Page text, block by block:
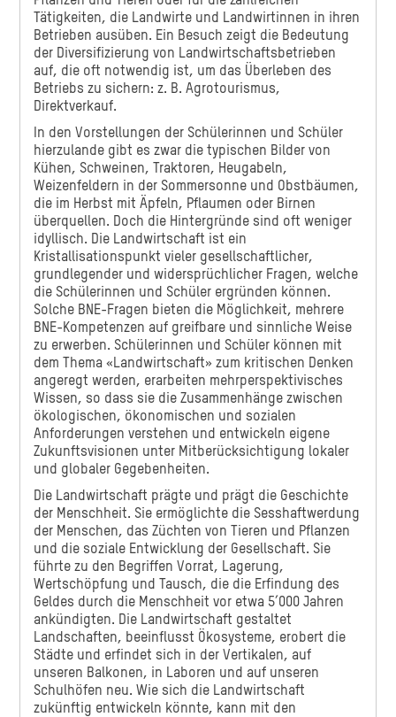
Tätigkeiten, die Landwirte und Landwirtinnen in ihren
Betrieben ausüben. Ein Besuch zeigt die Bedeutung
der Diversifizierung von Landwirtschaftsbetrieben
auf, die oft notwendig ist, um das Überleben des
Betriebs zu sichern: z. B. Agrotourismus,
Direktverkauf.
In den Vorstellungen der Schülerinnen und Schüler
hierzulande gibt es zwar die typischen Bilder von
Kühen, Schweinen, Traktoren, Heugabeln,
Weizenfeldern in der Sommersonne und Obstbäumen,
die im Herbst mit Äpfeln, Pflaumen oder Birnen
überquellen. Doch die Hintergründe sind oft weniger
idyllisch. Die Landwirtschaft ist ein
Kristallisationspunkt vieler gesellschaftlicher,
grundlegender und widersprüchlicher Fragen, welche
die Schülerinnen und Schüler ergründen können.
Solche BNE-Fragen bieten die Möglichkeit, mehrere
BNE-Kompetenzen auf greifbare und sinnliche Weise
zu erwerben. Schülerinnen und Schüler können mit
dem Thema «Landwirtschaft» zum kritischen Denken
angeregt werden, erarbeiten mehrperspektivisches
Wissen, so dass sie die Zusammenhänge zwischen
ökologischen, ökonomischen und sozialen
Anforderungen verstehen und entwickeln eigene
Zukunftsvisionen unter Mitberücksichtigung lokaler
und globaler Gegebenheiten.
Die Landwirtschaft prägte und prägt die Geschichte
der Menschheit. Sie ermöglichte die Sesshaftwerdung
der Menschen, das Züchten von Tieren und Pflanzen
und die soziale Entwicklung der Gesellschaft. Sie
führte zu den Begriffen Vorrat, Lagerung,
Wertschöpfung und Tausch, die die Erfindung des
Geldes durch die Menschheit vor etwa 5’000 Jahren
ankündigten. Die Landwirtschaft gestaltet
Landschaften, beeinflusst Ökosysteme, erobert die
Städte und erfindet sich in der Vertikalen, auf
unseren Balkonen, in Laboren und auf unseren
Schulhöfen neu. Wie sich die Landwirtschaft
zukünftig entwickeln könnte, kann mit den